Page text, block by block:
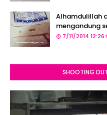
Alhamdulillah
mengandung
7/11/2014
SHOOTING